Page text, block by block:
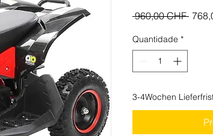
960,00 CHF Preço
Quantidade *
3-4Wochen